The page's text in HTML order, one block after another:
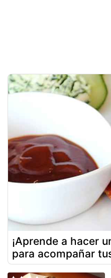
¡Aprende a hacer
para acompañar